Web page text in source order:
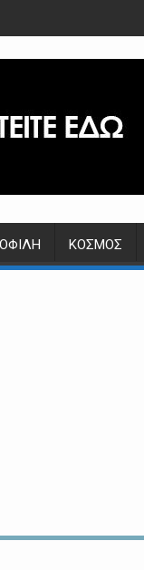
ΚΌΣΜΟΣ